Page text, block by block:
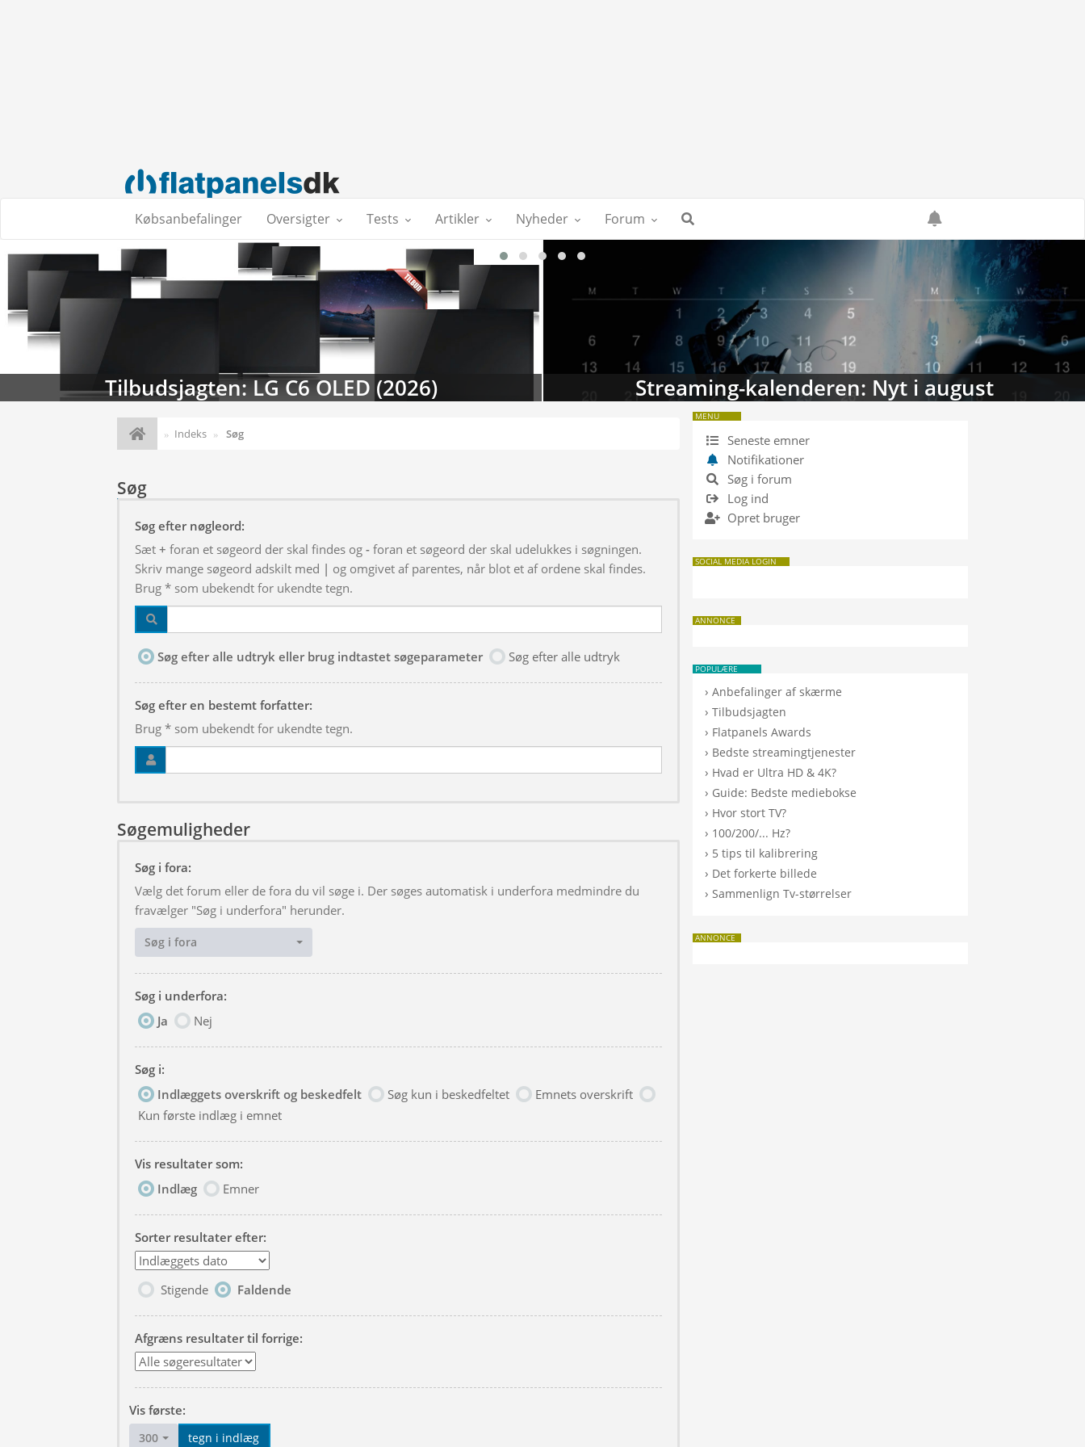
Købsanbefalinger Oversigter Tests Artikler Nyheder Forum
Tilbudsjagten: LG C6 OLED (2026) Streaming-kalenderen: Nyt i august
Indeks Søg
Søg
Søg efter nøgleord:
Sæt + foran et søgeord der skal findes og - foran et søgeord der skal udelukkes i søgningen.
Skriv mange søgeord adskilt med | og omgivet af parentes, når blot et af ordene skal findes.
Brug * som ubekendt for ukendte tegn.
Søg efter alle udtryk eller brug indtastet søgeparameter Søg efter alle udtryk
Søg efter en bestemt forfatter:
Brug * som ubekendt for ukendte tegn.
Søgemuligheder
Søg i fora:
Vælg det forum eller de fora du vil søge i. Der søges automatisk i underfora medmindre du
fravælger "Søg i underfora" herunder.
Søg i fora
Søg i underfora:
Ja
Nej
Søg i:
Indlæggets overskrift og beskedfelt
Søg kun i beskedfeltet
Emnets overskrift
Kun første indlæg i emnet
Vis resultater som:
Indlæg
Emner
Sorter resultater efter:
Stigende Faldende
Afgræns resultater til forrige:
Vis første:
300 tegn i indlæg
MENU
Seneste emner
Notifikationer
Søg i forum
Log ind
Opret bruger
SOCIAL MEDIA LOGIN
ANNONCE
POPULÆRE
›Anbefalinger af skærme
›Tilbudsjagten
› Flatpanels Awards
› Bedste streamingtjenester
› Hvad er Ultra HD & 4K?
› Guide: Bedste mediebokse
› Hvor stort TV?
› 100/200/... Hz?
› 5 tips til kalibrering
› Det forkerte billede
›Sammenlign Tv-størrelser
ANNONCE